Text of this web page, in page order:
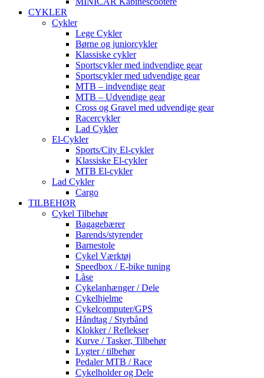
CYKLER
Cykler
Lege Cykler
Børne og juniorcykler
Klassiske cykler
Sportscykler med indvendige gear
Sportscykler med udvendige gear
MTB – indvendige gear
MTB – Udvendige gear
Cross og Gravel med udvendige gear
Racercykler
Lad Cykler
El-Cykler
Sports/City El-cykler
Klassiske El-cykler
MTB El-cykler
Lad Cykler
Cargo
TILBEHØR
Cykel Tilbehør
Bagagebærer
Barends/styrender
Barnestole
Cykel Værktøj
Speedbox / E-bike tuning
Låse
Cykelanhænger / Dele
Cykelhjelme
Cykelcomputer/GPS
Håndtag / Styrbånd
Klokker / Reflekser
Kurve / Tasker, Tilbehør
Lygter / tilbehør
Pedaler MTB / Race
Cykelholder og Dele